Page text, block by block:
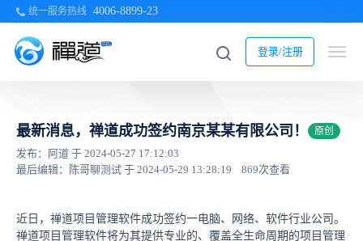
统一服务热线 4006-8899-23
登录/注册
最新消息，禅道成功签约南京某某有限公司！ 原创
发布：阿道 于 2024-05-27 17:12:03
最后编辑：陈哥聊测试 于 2024-05-29 13:28:19
869次查看
近日，禅道项目管理软件成功签约一电脑、网络、软件行业公司。
禅道项目管理软件将为其提供专业的、覆盖全生命周期的项目管理